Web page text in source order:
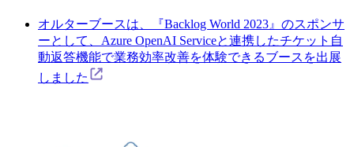
オルターブースは、『Backlog World 2023』のスポンサ
ーとして、Azure OpenAI Serviceと連携したチケット自
動返答機能で業務効率改善を体験できるブースを出展
しました